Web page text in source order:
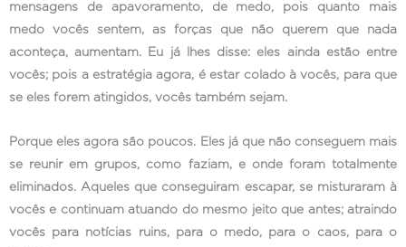
mensagens de apavoramento, de medo, pois quanto mais
medo vocês sentem, as forças que não querem que nada
aconteça, aumentam. Eu já lhes disse: eles ainda estão entre
vocês; pois a estratégia agora, é estar colado à vocês, para que
se eles forem atingidos, vocês também sejam.
Porque eles agora são poucos. Eles já que não conseguem mais
se reunir em grupos, como faziam, e onde foram totalmente
eliminados. Aqueles que conseguiram escapar, se misturaram à
vocês e continuam atuando do mesmo jeito que antes; atraindo
vocês para notícias ruins, para o medo, para o caos, para o